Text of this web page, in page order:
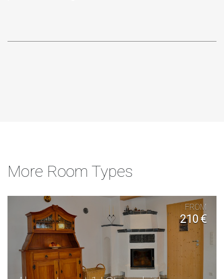
More Room Types
FROM
210 €